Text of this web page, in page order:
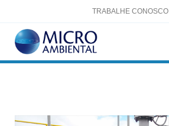
TRABALHE CONOSCO